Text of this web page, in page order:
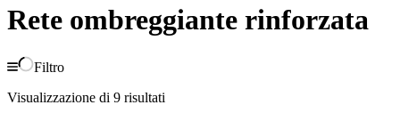
Rete ombreggiante rinforzata
Filtro
Visualizzazione di 9 risultati